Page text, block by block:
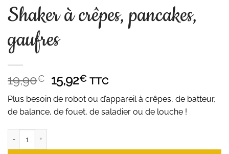
Shaker à crêpes, pancakes,
gaufres
19,90€
Le
prix
initial
était :
15,92€Le
prix
actuel
est :
TTC
Plus besoin de robot ou d’appareil à crêpes, de batteur,
de balance, de fouet, de saladier ou de louche !